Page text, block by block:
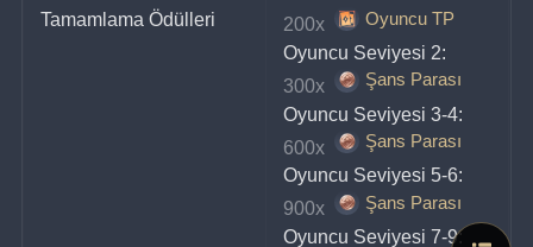
Tamamlama Ödülleri 200x
Oyuncu TP
Oyuncu Seviyesi 2:
300x
Şans Parası
Oyuncu Seviyesi 3-4:
600x
Şans Parası
Oyuncu Seviyesi 5-6:
900x
Şans Parası
Oyuncu Seviyesi 7-9: